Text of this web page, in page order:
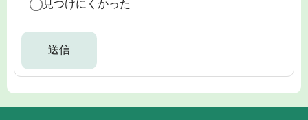
見つけにくかった